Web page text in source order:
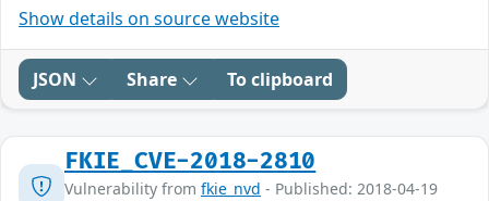
Show details on source website
JSON Share To clipboard
FKIE_CVE-2018-2810
Vulnerability from fkie_nvd - Published: 2018-04-19